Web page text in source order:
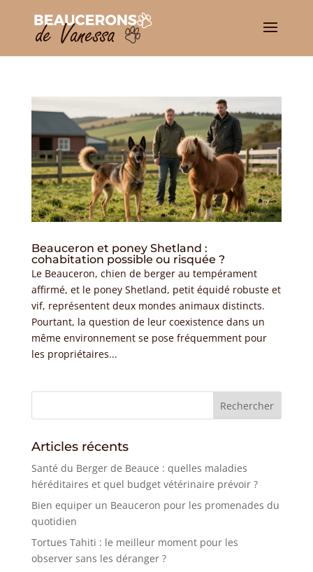
Beauceron et poney Shetland :
cohabitation possible ou risquée ?
Le Beauceron, chien de berger au tempérament
affirmé, et le poney Shetland, petit équidé robuste et
vif, représentent deux mondes animaux distincts.
Pourtant, la question de leur coexistence dans un
même environnement se pose fréquemment pour
les propriétaires...
Articles récents
Santé du Berger de Beauce : quelles maladies
héréditaires et quel budget vétérinaire prévoir ?
Bien equiper un Beauceron pour les promenades du
quotidien
Tortues Tahiti : le meilleur moment pour les
observer sans les déranger ?